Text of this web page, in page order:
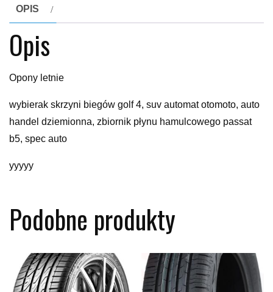
OPIS
Opis
Opony letnie
wybierak skrzyni biegów golf 4, suv automat otomoto, auto
handel dziemionna, zbiornik płynu hamulcowego passat
b5, spec auto
yyyyy
Podobne produkty